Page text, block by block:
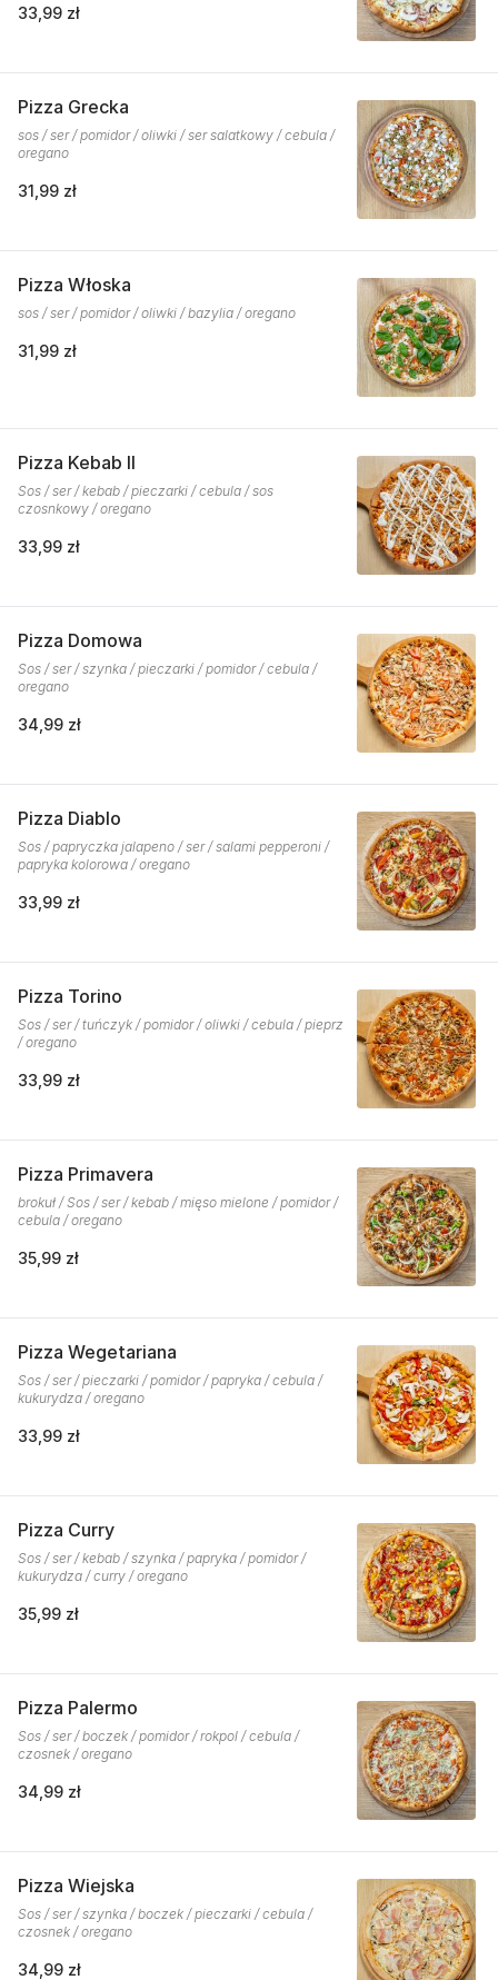
33,99 zł
Pizza Grecka
sos / ser / pomidor / oliwki / ser salatkowy / cebula /
oregano
31,99 zł
Pizza Włoska
sos / ser / pomidor / oliwki / bazylia / oregano
31,99 zł
Pizza Kebab II
Sos / ser / kebab / pieczarki / cebula / sos
czosnkowy / oregano
33,99 zł
Pizza Domowa
Sos / ser / szynka / pieczarki / pomidor / cebula /
oregano
34,99 zł
Pizza Diablo
Sos / papryczka jalapeno / ser / salami pepperoni /
papryka kolorowa / oregano
33,99 zł
Pizza Torino
Sos / ser / tuńczyk / pomidor / oliwki / cebula / pieprz
/ oregano
33,99 zł
Pizza Primavera
brokuł / Sos / ser / kebab / mięso mielone / pomidor /
cebula / oregano
35,99 zł
Pizza Wegetariana
Sos / ser / pieczarki / pomidor / papryka / cebula /
kukurydza / oregano
33,99 zł
Pizza Curry
Sos / ser / kebab / szynka / papryka / pomidor /
kukurydza / curry / oregano
35,99 zł
Pizza Palermo
Sos / ser / boczek / pomidor / rokpol / cebula /
czosnek / oregano
34,99 zł
Pizza Wiejska
Sos / ser / szynka / boczek / pieczarki / cebula /
czosnek / oregano
34,99 zł